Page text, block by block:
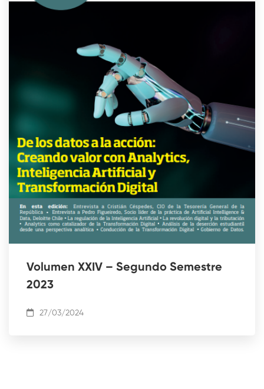
Volumen XXIV – Segundo Semestre
2023
27/03/2024